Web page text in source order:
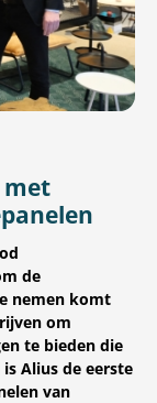
met
de
nemen komt
om
te bieden die
Alius de eerste
van